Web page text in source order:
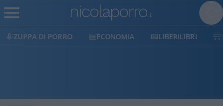
ECONOMIA LIBERILIBRI SHOP